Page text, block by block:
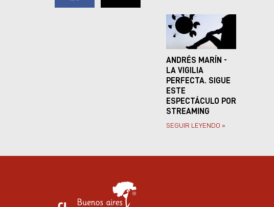
ANDRÉS MARÍN -
LA VIGILIA
PERFECTA. SIGUE
ESTE
ESPECTÁCULO POR
STREAMING
SEGUIR LEYENDO »